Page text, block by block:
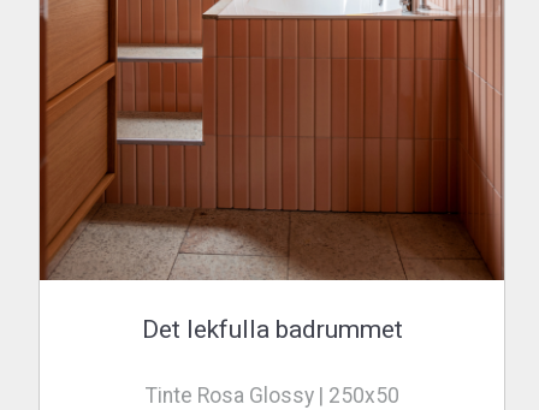
Det lekfulla badrummet
Tinte Rosa Glossy | 250x50